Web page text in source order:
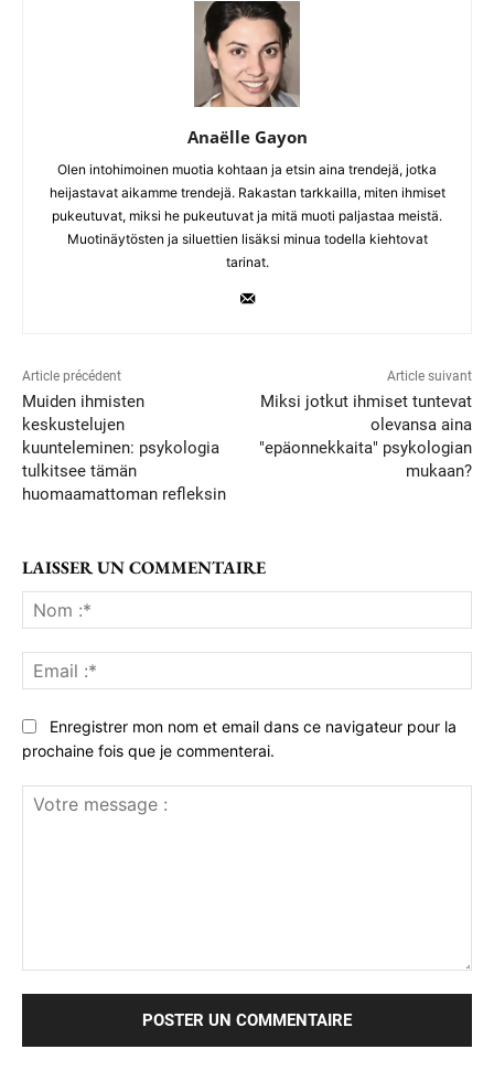
Anaëlle Gayon
Olen intohimoinen muotia kohtaan ja etsin aina trendejä, jotka
heijastavat aikamme trendejä. Rakastan tarkkailla, miten ihmiset
pukeutuvat, miksi he pukeutuvat ja mitä muoti paljastaa meistä.
Muotinäytösten ja siluettien lisäksi minua todella kiehtovat
tarinat.
Article précédent
Muiden ihmisten
keskustelujen
kuunteleminen: psykologia
tulkitsee tämän
huomaamattoman refleksin
Article suivant
Miksi jotkut ihmiset tuntevat
olevansa aina
"epäonnekkaita" psykologian
mukaan?
LAISSER UN COMMENTAIRE
:*
:*
Enregistrer mon nom et email dans ce navigateur pour la
prochaine fois que je commenterai.